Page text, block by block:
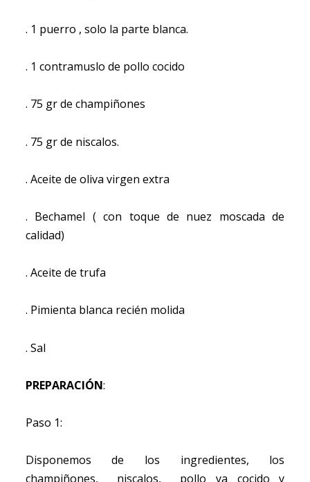
. 1 puerro , solo la parte blanca.
. 1 contramuslo de pollo cocido
. 75 gr de champiñones
. 75 gr de niscalos.
. Aceite de oliva virgen extra
. Bechamel ( con toque de nuez moscada de
calidad)
. Aceite de trufa
. Pimienta blanca recién molida
. Sal
PREPARACIÓN:
Paso 1:
Disponemos de los ingredientes, los
champiñones, niscalos, pollo ya cocido y